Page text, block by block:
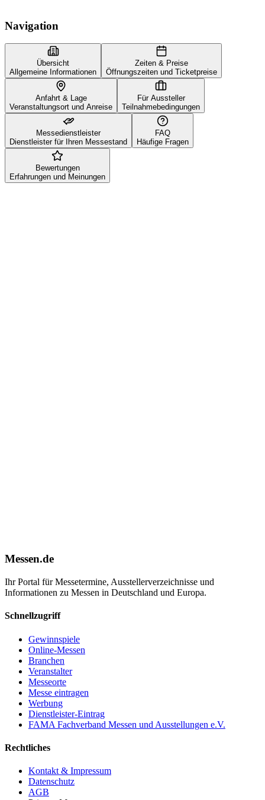
Navigation
Übersicht
Allgemeine Informationen
Zeiten & Preise
Öffnungszeiten und Ticketpreise
Anfahrt & Lage
Veranstaltungsort und Anreise
Für Aussteller
Teilnahmebedingungen
Messedienstleister
Dienstleister für Ihren Messestand
FAQ
Häufige Fragen
Bewertungen
Erfahrungen und Meinungen
Messen.de
Ihr Portal für Messetermine, Ausstellerverzeichnisse und
Informationen zu Messen in Deutschland und Europa.
Schnellzugriff
Gewinnspiele
Online-Messen
Branchen
Veranstalter
Messeorte
Messe eintragen
Werbung
Dienstleister-Eintrag
FAMA Fachverband Messen und Ausstellungen e.V.
Rechtliches
Kontakt & Impressum
Datenschutz
AGB